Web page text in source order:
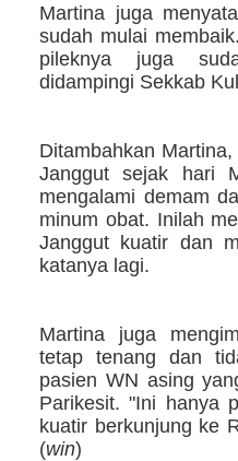
Martina juga
sudah mulai
pileknya juga
didampingi Sekkab
Ditambahkan
Janggut sejak hari
mengalami demam
minum obat. Inilah
Janggut kuatir dan
katanya lagi.
Martina juga
tetap tenang dan
pasien WN asing
Parikesit. "Ini hanya
kuatir berkunjung ke
(win)